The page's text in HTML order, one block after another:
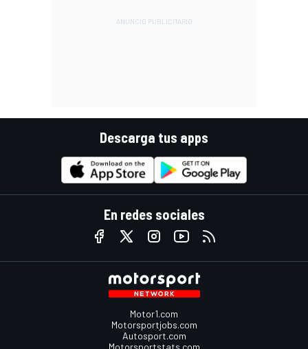
Descarga tus apps
En redes sociales
Motor1.com
Motorsportjobs.com
Autosport.com
Motorsportstats.com